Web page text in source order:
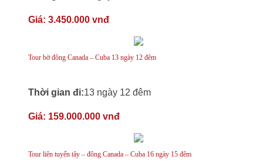
Giá: 3.450.000 vnđ
Tour bờ đông Canada – Cuba 13 ngày 12 đêm
Thời gian đi:13 ngày 12 đêm
Giá: 159.000.000 vnđ
Tour liên tuyến tây – đông Canada – Cuba 16 ngày 15 đêm